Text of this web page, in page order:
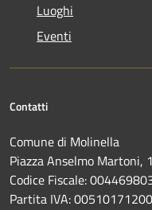
Luoghi
Eventi
Contatti
Comune di Molinella
Piazza Anselmo Martoni,
Codice Fiscale:
Partita IVA: 00510171200